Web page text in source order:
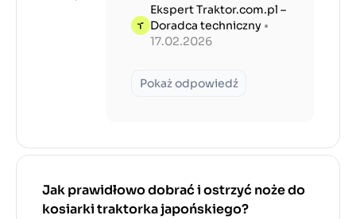
Ekspert Traktor.com.pl –
Doradca techniczny •
17.02.2026
Pokaż odpowiedź
Jak prawidłowo dobrać i ostrzyć noże do
kosiarki traktorka japońskiego?